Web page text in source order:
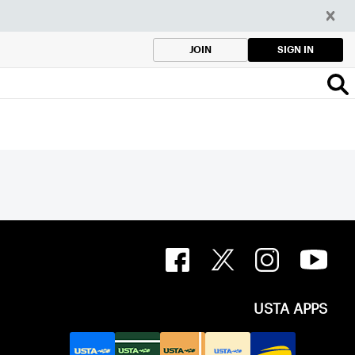
JOIN SIGN IN
USTA APPS